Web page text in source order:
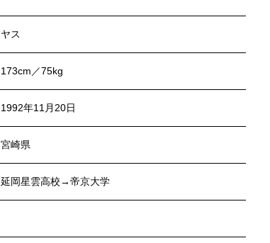
ヤス
173cm／75kg
1992年11月20日
宮崎県
延岡星雲高校→帝京大学